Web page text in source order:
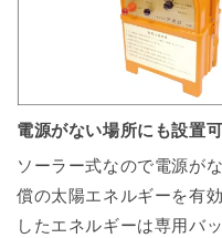
電源がない場所にも設置
ソーラー式なので電源が
償の太陽エネルギーを有
したエネルギーは専用バ